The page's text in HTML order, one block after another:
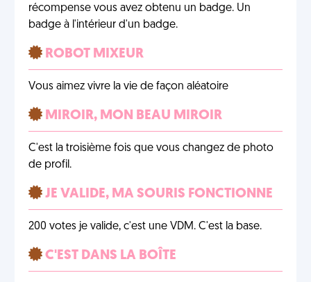
récompense vous avez obtenu un badge. Un
badge à l'intérieur d'un badge.
ROBOT MIXEUR
Vous aimez vivre la vie de façon aléatoire
MIROIR, MON BEAU MIROIR
C'est la troisième fois que vous changez de photo
de profil.
JE VALIDE, MA SOURIS FONCTIONNE
200 votes je valide, c'est une VDM. C'est la base.
C'EST DANS LA BOÎTE